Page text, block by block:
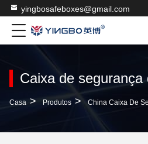
yingbosafeboxes@gmail.com
Caixa de segurança
Casa > Produtos > China Caixa De